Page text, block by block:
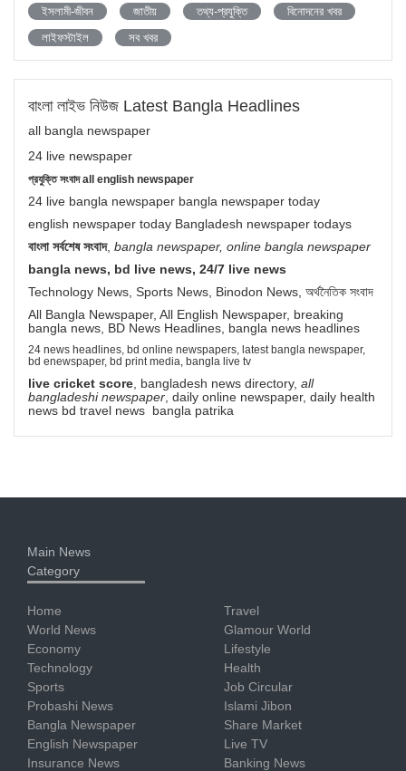
ইসলামী-জীবন
জাতীয় তথ্য-প্রযুক্তি
বিনোদনের খবর
লাইফস্টাইল
সব খবর
বাংলা লাইভ নিউজ Latest Bangla Headlines
all bangla newspaper
24 live newspaper
প্রযুক্তি সংবাদ all english newspaper
24 live bangla newspaper bangla newspaper today
english newspaper today Bangladesh newspaper todays
বাংলা সর্বশেষ সংবাদ, bangla newspaper, online bangla newspaper
bangla news, bd live news, 24/7 live news
Technology News, Sports News, Binodon News, অর্থনৈতিক সংবাদ
All Bangla Newspaper, All English Newspaper, breaking
bangla news, BD News Headlines, bangla news headlines
24 news headlines, bd online newspapers, latest bangla newspaper,
bd enewspaper, bd print media, bangla live tv
live cricket score , bangladesh news directory, all
bangladeshi newspaper , daily online newspaper, daily health
news bd travel news bangla patrika
Main News
Category
Home
World News
Economy
Technology
Sports
Probashi News
Bangla Newspaper
English Newspaper
Insurance News
Travel
Glamour World
Lifestyle
Health
Job Circular
Islami Jibon
Share Market
Live TV
Banking News